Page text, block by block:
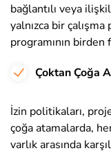
bağlantılı veya
yalnızca bir
programının
Çoktan Çoğa
İzin politikaları,
çoğa atamalarda,
varlık arasında